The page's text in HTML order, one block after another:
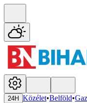
24H Közélet•Belföld•